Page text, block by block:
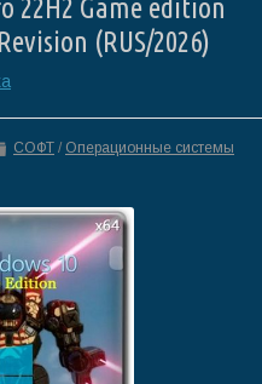
22H2 Game edition
(RUS/2026)
СОФТ / Операционные системы